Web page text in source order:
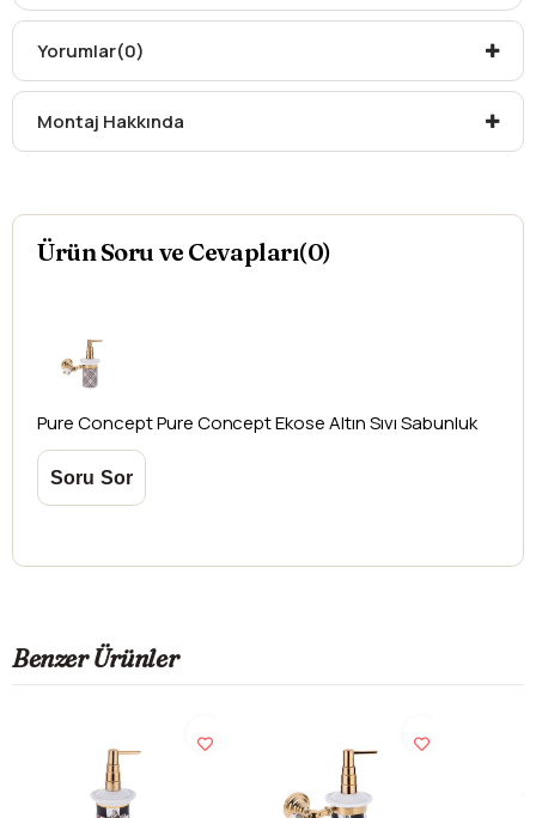
yapılamamaktadır.
Yorumlar(0)
Montaj Hakkında
Ürün Soru ve Cevapları(0)
Pure ConceptPure Concept Ekose Altın Sıvı Sabunluk
Benzer Ürünler